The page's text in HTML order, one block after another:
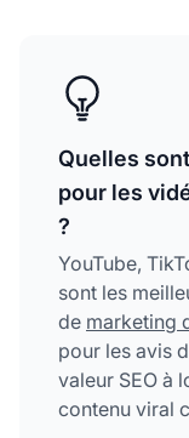
Quelles
pour les
?
YouTube,
sont les
de marketing
pour les avis
valeur SEO à
contenu viral